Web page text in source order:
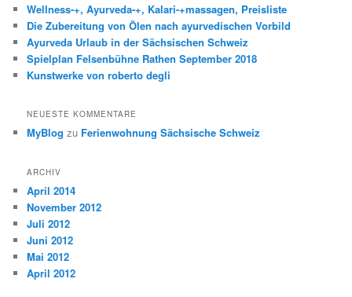
Wellness-+, Ayurveda-+, Kalari-+massagen, Preisliste
Die Zubereitung von Ölen nach ayurvedischen Vorbild
Ayurveda Urlaub in der Sächsischen Schweiz
Spielplan Felsenbühne Rathen September 2018
Kunstwerke von roberto degli
NEUESTE KOMMENTARE
MyBlog zu Ferienwohnung Sächsische Schweiz
ARCHIV
April 2014
November 2012
Juli 2012
Juni 2012
Mai 2012
April 2012